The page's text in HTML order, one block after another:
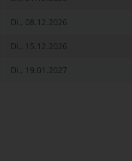
Di., 08.12.2026
Di., 15.12.2026
Di., 19.01.2027